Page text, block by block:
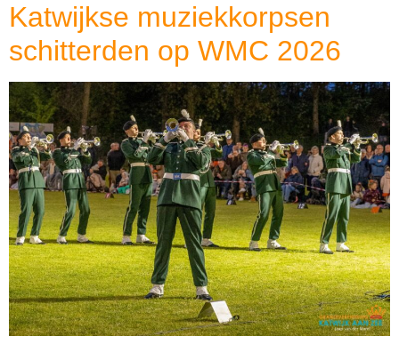
Katwijkse muziekkorpsen
schitterden op WMC 2026